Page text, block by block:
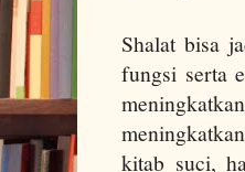
Shalat bisa
fungsi serta
kitab suci,